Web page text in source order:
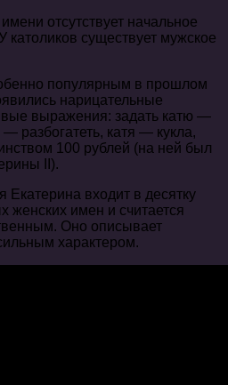
отсутствует начальное
существует мужское
популярным в прошлом
нарицательные
выражения: задать катю —
— разбогатеть, катя — кукла,
100 рублей (на ней был
II).
входит в десятку
женских имен и считается
Оно описывает
характером.